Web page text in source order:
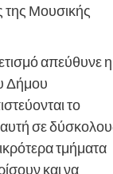
της Μουσικής
απεύθυνε η
Δήμου
το
αυτή σε
τμήματα
και να